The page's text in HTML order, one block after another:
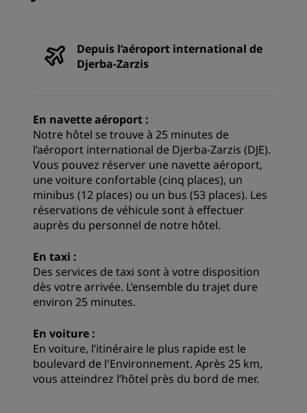
Depuis l’aéroport international de
Djerba-Zarzis
En navette aéroport :
Notre hôtel se trouve à 25 minutes de
l’aéroport international de Djerba-Zarzis (DJE).
Vous pouvez réserver une navette aéroport,
une voiture confortable (cinq places), un
minibus (12 places) ou un bus (53 places). Les
réservations de véhicule sont à effectuer
auprès du personnel de notre hôtel.
En taxi :
Des services de taxi sont à votre disposition
dès votre arrivée. L’ensemble du trajet dure
environ 25 minutes.
En voiture :
En voiture, l’itinéraire le plus rapide est le
boulevard de l'Environnement. Après 25 km,
vous atteindrez l’hôtel près du bord de mer.